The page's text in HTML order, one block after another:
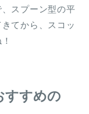
スプーン型の平
てから、スコッ
すすめの